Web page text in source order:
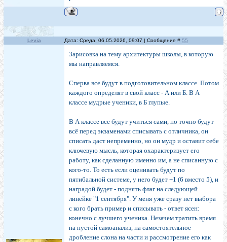
Levia Дата: Среда, 06.05.2026, 09:07 | Сообщение # 55
Зарисовка на тему архитектуры школы, в которую
мы направляемся.
Сперва все будут в подготовительном классе. Потом
каждого определят в свой класс - А или Б. В А
классе мудрые ученики, в Б глупые.
В А классе все будут учиться сами, но точно будут
всё перед экзаменами списывать с отличника, он
списать даст непременно, но он мудр и оставит себе
ключевую мысль, которая охарактеризует его
работу, как сделанную именно им, а не списанную с
кого-то. То есть если оценивать будут по
пятибальной системе, у него будет +1 (6 вместо 5), и
наградой будет - поднять флаг на следующей
линейке "1 сентября". У меня уже сразу нет выбора
с кого брать пример и списывать - ответ ясен:
конечно с лучшего ученика. Незачем тратить время
на пустой самоанализ, на самостоятельное
дробление слона на части и рассмотрение его как